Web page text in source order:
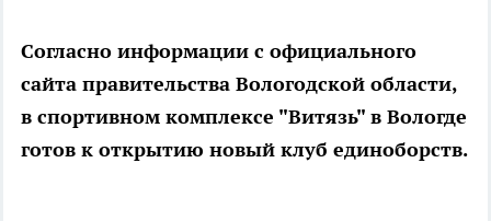
Согласно информации с официального
сайта правительства Вологодской области,
в спортивном комплексе "Витязь" в Вологде
готов к открытию новый клуб единоборств.